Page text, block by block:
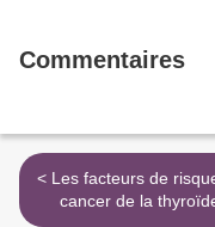
Commentaires
< Les facteurs de risque du
cancer de la